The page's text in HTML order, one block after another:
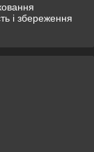
і збереження